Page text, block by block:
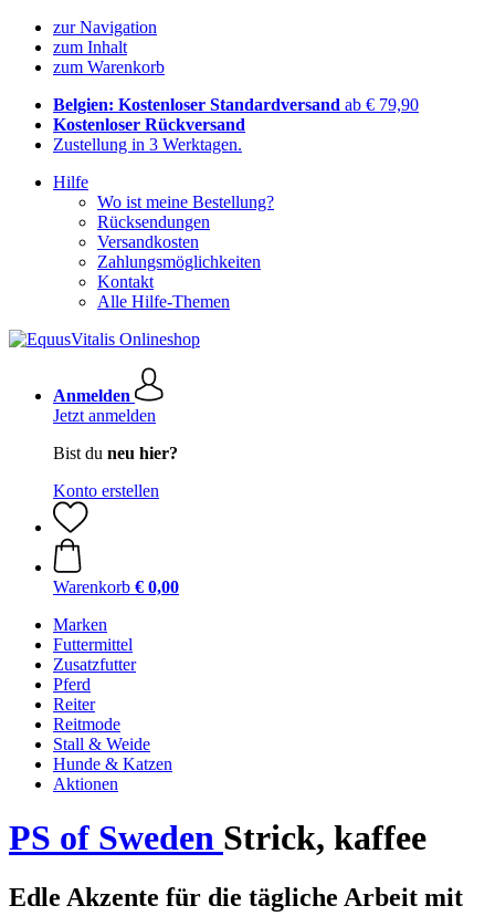
zur Navigation
zum Inhalt
zum Warenkorb
Belgien: Kostenloser Standardversand ab € 79,90
Kostenloser Rückversand
Zustellung in 3 Werktagen.
Hilfe
Wo ist meine Bestellung?
Rücksendungen
Versandkosten
Zahlungsmöglichkeiten
Kontakt
Alle Hilfe-Themen
Anmelden
Jetzt anmelden
Bist du neu hier?
Konto erstellen
Warenkorb € 0,00
Marken
Futtermittel
Zusatzfutter
Pferd
Reiter
Reitmode
Stall & Weide
Hunde & Katzen
Aktionen
PS of Sweden Strick, kaffee
Edle Akzente für die tägliche Arbeit mit